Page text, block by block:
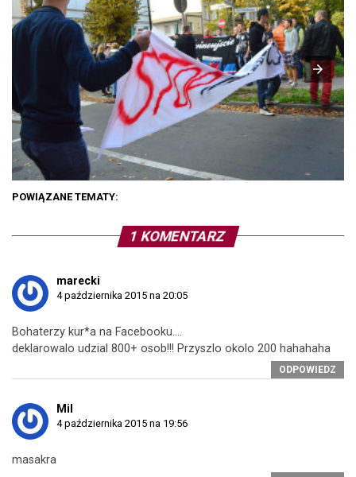
POWIĄZANE TEMATY:
1 KOMENTARZ
marecki
4 października 2015 na 20:05
Bohaterzy kur*a na Facebooku….
deklarowalo udzial 800+ osob!!! Przyszlo okolo 200 hahahaha
ODPOWIEDZ
Mil
4 października 2015 na 19:56
masakra